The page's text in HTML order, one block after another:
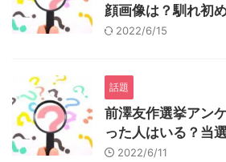
顔画像は？馴れ初
2022/6/15
話題
前澤友作選挙アン
った人はいる？当
2022/6/11